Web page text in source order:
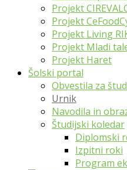
Projekt
Projekt
Projekt Living
Projekt Mladi
Projekt Haret
Šolski portal
Obvestila za
Urnik
Navodila in
Študijski koledar
Diplomski
Izpitni roki
Program